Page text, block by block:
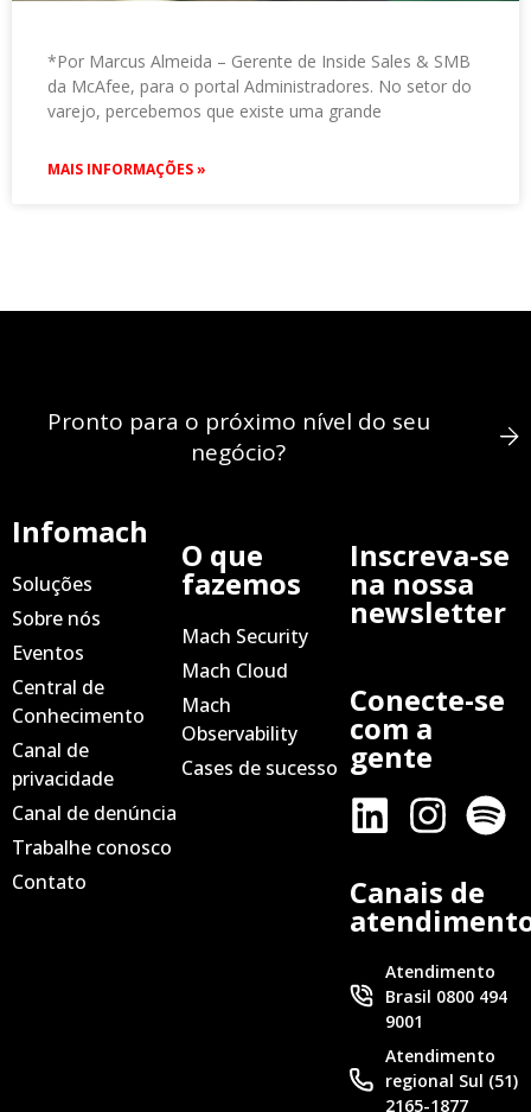
*Por Marcus Almeida – Gerente de Inside Sales & SMB
da McAfee, para o portal Administradores. No setor do
varejo, percebemos que existe uma grande
MAIS INFORMAÇÕES »
Pronto para o próximo nível do seu
negócio?
Infomach
Soluções
Sobre nós
Eventos
Central de
Conhecimento
Canal de
privacidade
Canal de denúncia
Trabalhe conosco
Contato
O que
fazemos
Mach Security
Mach Cloud
Mach
Observability
Cases de sucesso
Inscreva-se
na nossa
newsletter
Conecte-se
com a
gente
Canais de
Atendimento
Brasil 0800 494
9001
Atendimento
regional Sul (51)
2165-1877